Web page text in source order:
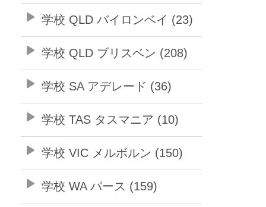
学校 QLD バイロンベイ (23)
学校 QLD ブリスベン (208)
学校 SA アデレード (36)
学校 TAS タスマニア (10)
学校 VIC メルボルン (150)
学校 WA パース (159)